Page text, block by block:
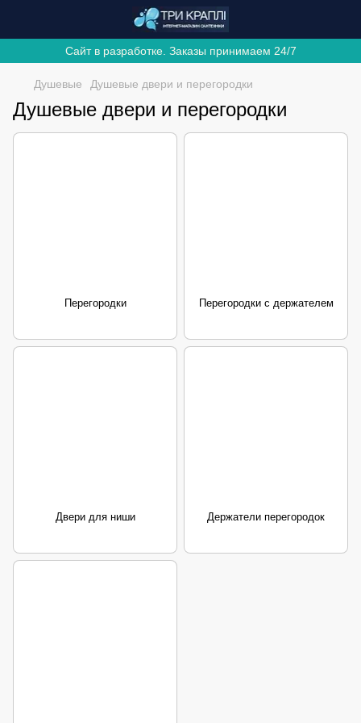
Сайт в разработке. Заказы принимаем 24/7
Душевые Душевые двери и перегородки
Душевые двери и перегородки
Перегородки Перегородки с держателем
Двери для ниши Держатели перегородок